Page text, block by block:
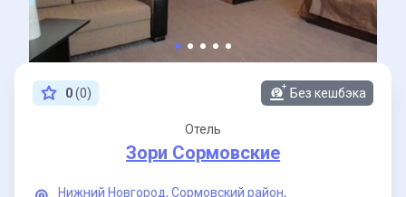
0(0) Без кешбэка
Отель
Зори Сормовские
Нижний Новгород, Сормовский район,